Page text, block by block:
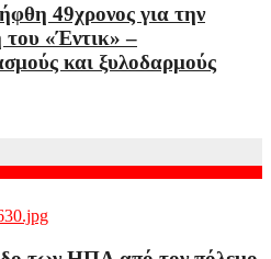
49χρονος για την
«Έντικ» –
και ξυλοδαρμούς